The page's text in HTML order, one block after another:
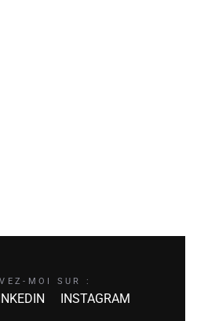
MOI SUR :
INSTAGRAM